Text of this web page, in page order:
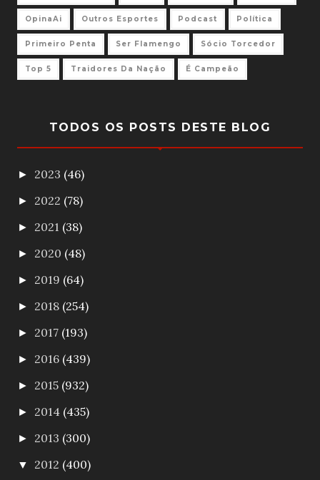
OpinaAi Outros Esportes Podcast Política
Primeiro Penta Ser Flamengo Sócio Torcedor
Top 5 Traidores Da Nação É Campeão
TODOS OS POSTS DESTE BLOG
► 2023 (46)
► 2022 (78)
► 2021 (38)
► 2020 (48)
► 2019 (64)
► 2018 (254)
► 2017 (193)
► 2016 (439)
► 2015 (932)
► 2014 (435)
► 2013 (300)
▼ 2012 (400)